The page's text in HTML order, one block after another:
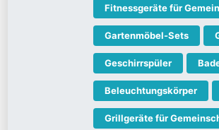
Fitnessgeräte für
Gartenmöbel-Sets
Geschirrspüler
Beleuchtungskörper
Grillgeräte für